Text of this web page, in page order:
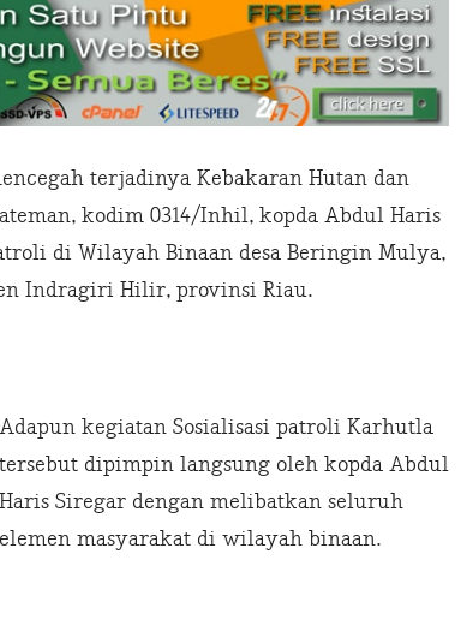
terjadinya Kebakaran Hutan dan
kodim 0314/Inhil, kopda Abdul Haris
di Wilayah Binaan desa Beringin Mulya,
Indragiri Hilir, provinsi Riau.
Adapun kegiatan Sosialisasi patroli Karhutla
tersebut dipimpin langsung oleh kopda Abdul
Haris Siregar dengan melibatkan seluruh
elemen masyarakat di wilayah binaan.